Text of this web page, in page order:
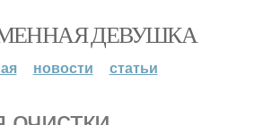
ДЕВУШКА
новости статьи